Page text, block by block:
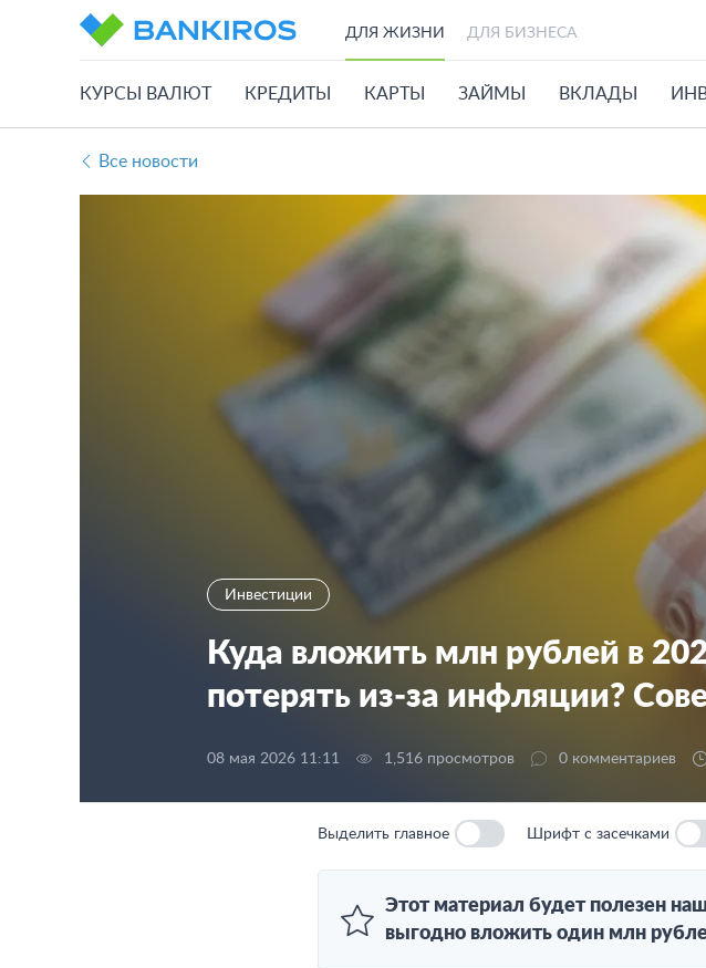
ДЛЯ ЖИЗНИ ДЛЯ БИЗНЕСА
КУРСЫ ВАЛЮТ КРЕДИТЫ КАРТЫ ЗАЙМЫ ВКЛАДЫ
Все новости
Инвестиции
Куда вложить млн рублей в
потерять из‑за инфляции?
08 мая 2026 11:11 1,516 просмотров 0 комментариев
Выделить главное Шрифт с засечками
Этот материал будет полезен
выгодно вложить один млн